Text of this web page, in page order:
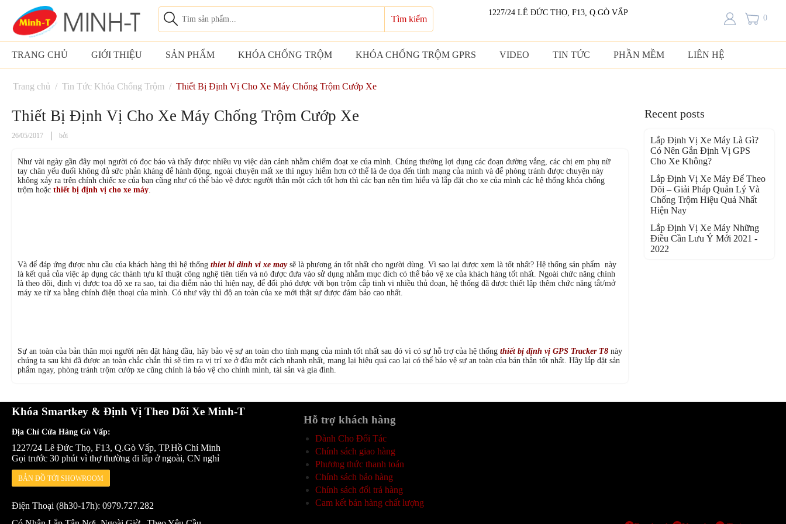
Tìm kiếm
1227/24 LÊ ĐỨC THỌ, F13, Q.GÒ VẤP
0
TRANG CHỦ GIỚI THIỆU SẢN PHẨM KHÓA CHỐNG TRỘM KHÓA CHỐNG TRỘM GPRS VIDEO TIN TỨC PHẦN MỀM LIÊN HỆ
Trang chủ / Tin Tức Khóa Chống Trộm / Thiết Bị Định Vị Cho Xe Máy Chống Trộm Cướp Xe
Thiết Bị Định Vị Cho Xe Máy Chống Trộm Cướp Xe
26/05/2017 bởi
Như vài ngày gần đây mọi người có đọc báo và thấy được nhiều vụ việc dàn cảnh nhằm chiếm đoạt xe của mình. Chúng thường lợi dụng các đoạn đường vắng, các chị em phụ nữ
tay chân yếu đuối không đủ sức phản kháng để hành động, ngoài chuyện mất xe thì nguy hiểm hơn cớ thể là đe dọa đến tính mạng của mình và để phòng tránh được chuyện này
không xảy ra trên chính chiếc xe của bạn cũng như có thể bảo vệ được người thân một cách tốt hơn thì các bạn nên tìm hiểu và lắp đặt cho xe của mình các hệ thống khóa chống
trộm hoặc thiết bị định vị cho xe máy
Và để đáp ứng được nhu cầu của khách hàng thì hệ thống thiet bi dinh vi xe maysẽ là phương án tốt nhất cho người dùng. Vì sao lại được xem là tốt nhất? Hệ thống sản phẩm này
là kết quả của việc áp dụng các thành tựu kĩ thuật công nghệ tiên tiến và nó được đưa vào sử dụng nhằm mục đích có thể bảo vệ xe của khách hàng tốt nhất. Ngoài chức năng chính
là theo dõi, định vị được tọa độ xe ra sao, tại địa điểm nào thì hiện nay, để đối phó được với bọn trộm cắp tinh vi nhiều thủ đoạn, hệ thống đã được thiết lập thêm chức năng tắt/mở
máy xe từ xa bằng chính điện thoại của mình. Có như vậy thì độ an toàn của xe mới thật sự được đảm bảo cao nhất.
Sự an toàn của bản thân mọi người nên đặt hàng đầu, hãy bảo vệ sự an toàn cho tính mạng của mình tốt nhất sau đó vì có sự hỗ trợ của hệ thống thiết bị định vị GPS Tracker T8 này
chúng ta sau khi đã được an toàn chắc chắn thì sẽ tìm ra vị trí xe ở đâu một cách nhanh nhất, mang lại hiệu quả cao lại có thể bảo vệ sự an toàn của bản thân tốt nhất. Hãy lắp đặt sản
phẩm ngay, phòng tránh trộm cướp xe cũng chính là bảo vệ cho chính mình, tài sản và gia đình.
Recent posts
Lắp Định Vị Xe Máy Là Gì?
Có Nên Gắn Định Vị GPS
Cho Xe Không?
Lắp Định Vị Xe Máy Để Theo
Dõi – Giải Pháp Quản Lý Và
Chống Trộm Hiệu Quả Nhất
Hiện Nay
Lắp Định Vị Xe Máy Những
Điều Cần Lưu Ý Mới 2021 -
2022
Khóa Smartkey & Định Vị Theo Dõi Xe Minh-T
Địa Chỉ Cửa Hàng Gò Vấp:
1227/24 Lê Đức Thọ, F13, Q.Gò Vấp, TP.Hồ Chí Minh
Gọi trước 30 phút vì thợ thường đi lắp ở ngoài, CN nghỉ
BẢN ĐỒ TỚI SHOWROOM
Điện Thoại (8h30-17h): 0979.727.282
Hỗ trợ khách hàng
Dành Cho Đối Tác
Chính sách giao hàng
Phương thức thanh toán
Chính sách bảo hàng
Chính sách đổi trả hàng
Cam kết bán hàng chất lượng